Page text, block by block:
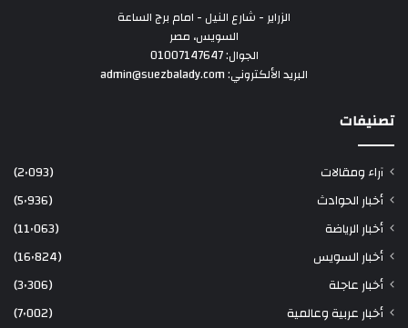
الزراير - شارع النيل - امام برج الساعة
السويس، مصر
الجوال: 01007147647
البريد الألكتروني: admin@suezbalady.com
تصنيفات
آراء ومقالات
(2٬093)
أخبار الحوادث
(5٬936)
أخبار الرياضة
(11٬063)
أخبار السويس
(16٬824)
أخبار عاجلة
(3٬306)
أخبار عربية وعالمية
(7٬002)